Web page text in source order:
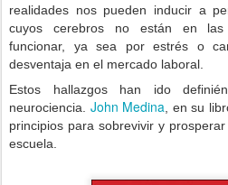
realidades nos pueden inducir a
cuyos cerebros no están en las
funcionar, ya sea por estrés o
desventaja en el mercado laboral.
Estos hallazgos han ido
neurociencia. John Medina , en su
principios para sobrevivir y
escuela.